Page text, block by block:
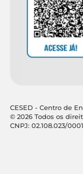
CESED - Centro de
© 2026 Todos os
CNPJ: 02.108.023/